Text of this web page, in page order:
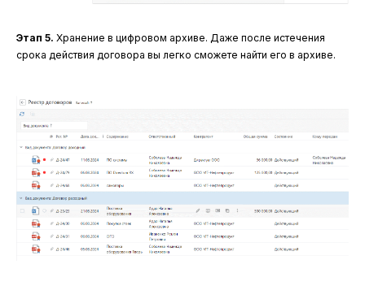
Этап 5. Хранение в цифровом архиве. Даже после истечения
срока действия договора вы легко сможете найти его в архиве.